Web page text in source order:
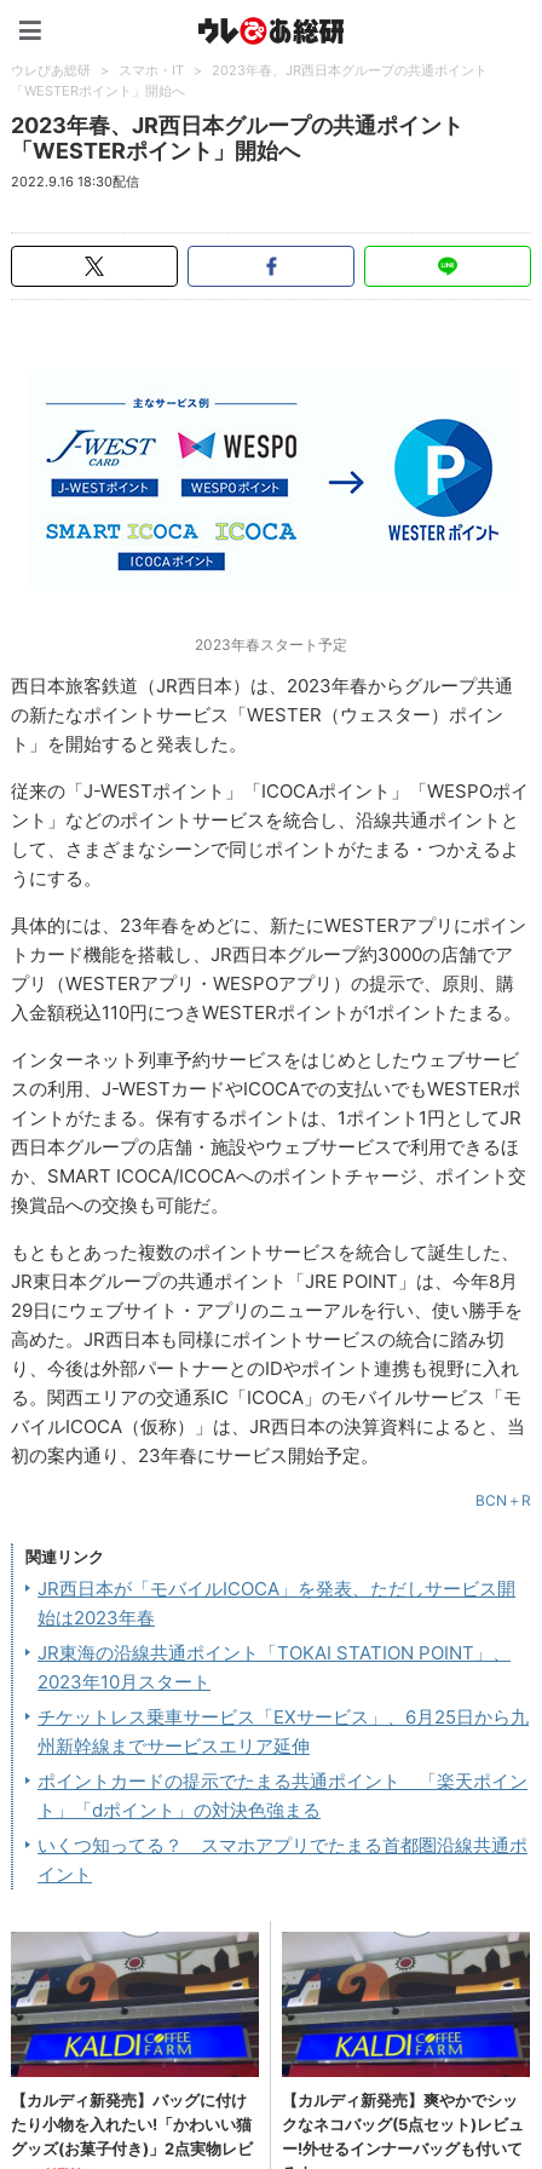
ウレぴあ総研 > スマホ・IT >
2023年春、JR西日本グループの共通ポイント
「WESTERポイント」開始へ
2023年春、JR西日本グループの共通ポイント
「WESTERポイント」開始へ
2022.9.16 18:30配信
2023年春スタート予定
西日本旅客鉄道（JR西日本）は、2023年春からグループ共通
の新たなポイントサービス「WESTER（ウェスター）ポイン
ト」を開始すると発表した。
従来の「J-WESTポイント」「ICOCAポイント」「WESPOポイ
ント」などのポイントサービスを統合し、沿線共通ポイントと
して、さまざまなシーンで同じポイントがたまる・つかえるよ
うにする。
具体的には、23年春をめどに、新たにWESTERアプリにポイン
トカード機能を搭載し、JR西日本グループ約3000の店舗でア
プリ（WESTERアプリ・WESPOアプリ）の提示で、原則、購
入金額税込110円につきWESTERポイントが1ポイントたまる。
インターネット列車予約サービスをはじめとしたウェブサービ
スの利用、J-WESTカードやICOCAでの支払いでもWESTERポ
イントがたまる。保有するポイントは、1ポイント1円としてJR
西日本グループの店舗・施設やウェブサービスで利用できるほ
か、SMART ICOCA/ICOCAへのポイントチャージ、ポイント交
換賞品への交換も可能だ。
もともとあった複数のポイントサービスを統合して誕生した、
JR東日本グループの共通ポイント「JRE POINT」は、今年8月
29日にウェブサイト・アプリのニューアルを行い、使い勝手を
高めた。JR西日本も同様にポイントサービスの統合に踏み切
り、今後は外部パートナーとのIDやポイント連携も視野に入れ
る。関西エリアの交通系IC「ICOCA」のモバイルサービス「モ
バイルICOCA（仮称）」は、JR西日本の決算資料によると、当
初の案内通り、23年春にサービス開始予定。
BCN＋R
関連リンク
JR西日本が「モバイルICOCA」を発表、ただしサービス開
始は2023年春
JR東海の沿線共通ポイント「TOKAI STATION POINT」、
2023年10月スタート
チケットレス乗車サービス「EXサービス」、6月25日から九
州新幹線までサービスエリア延伸
ポイントカードの提示でたまる共通ポイント 「楽天ポイン
ト」「dポイント」の対決色強まる
いくつ知ってる？ スマホアプリでたまる首都圏沿線共通ポ
イント